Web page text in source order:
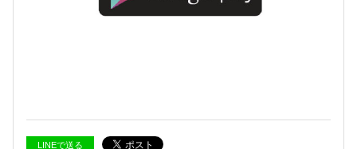
LINEで送る